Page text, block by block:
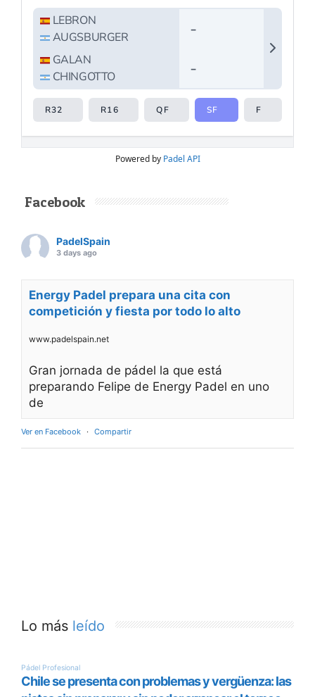
Powered by Padel API
Facebook
PadelSpain
3 days ago
Energy Padel prepara una cita con
competición y fiesta por todo lo alto
www.padelspain.net
Gran jornada de pádel la que está
preparando Felipe de Energy Padel en uno
de
Ver en Facebook · Compartir
Lo más leído